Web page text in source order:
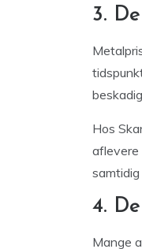
3.
Hos
aflevere
samtidig
4.
Mange